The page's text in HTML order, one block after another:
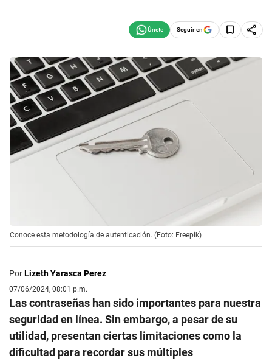
Seguir en
Conoce esta metodología de autenticación. (Foto: Freepik)
PorLizeth Yarasca Perez
07/06/2024, 08:01 p.m.
Las contraseñas han sido importantes para nuestra
seguridad en línea. Sin embargo, a pesar de su
utilidad, presentan ciertas limitaciones como la
dificultad para recordar sus múltiples